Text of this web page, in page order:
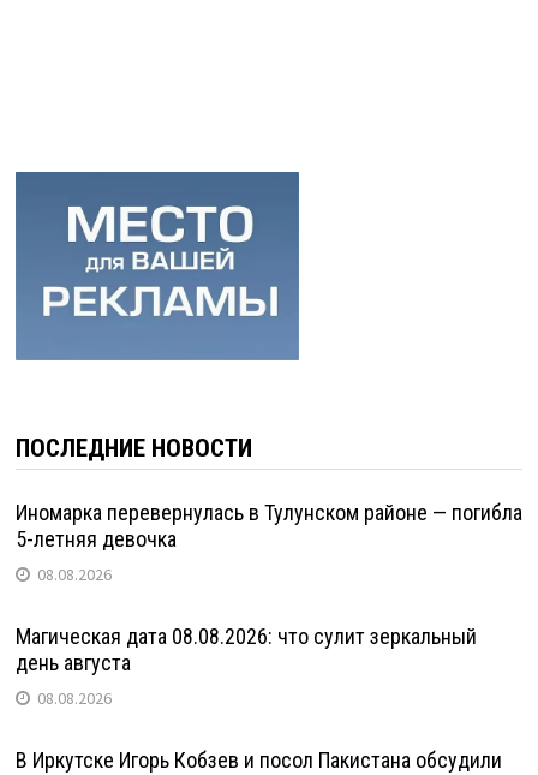
ПОСЛЕДНИЕ НОВОСТИ
Иномарка перевернулась в Тулунском районе — погибла
5-летняя девочка
08.08.2026
Магическая дата 08.08.2026: что сулит зеркальный
день августа
08.08.2026
В Иркутске Игорь Кобзев и посол Пакистана обсудили